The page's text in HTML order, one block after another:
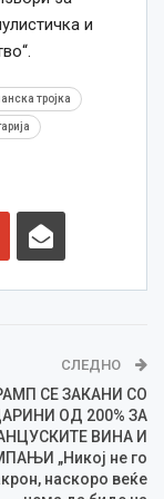
и
тројка
СЛЕДНО
СЕ ЗАКАНИ СО
ОД 200% ЗА
ВИНА И
„Никој не го
наскоро веќе